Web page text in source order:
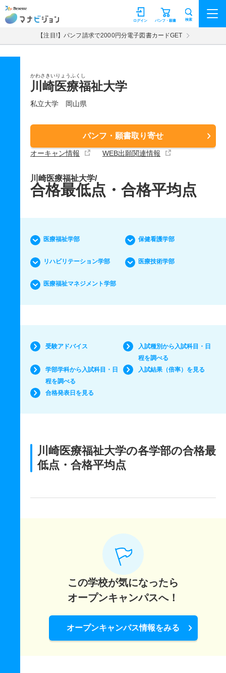
マナビジョン パンフ・願書
ログイン 検索
【注目!】パンフ請求で2000円分電子図書カードGET
かわさきいりょうふくし
川崎医療福祉大学
私立大学 岡山県
パンフ・願書取り寄せ
オーキャン情報 WEB出願関連情報
川崎医療福祉大学/
合格最低点・合格平均点
医療福祉学部 保健看護学部
リハビリテーション学部 医療技術学部
医療福祉マネジメント学部
受験アドバイス
入試種別から入試科目・日
程を調べる
学部学科から入試科目・日
程を調べる
入試結果（倍率）を見る
合格発表日を見る
川崎医療福祉大学の各学部の合格最
低点・合格平均点
この学校が気になったら
オープンキャンパスへ！
オープンキャンパス情報をみる